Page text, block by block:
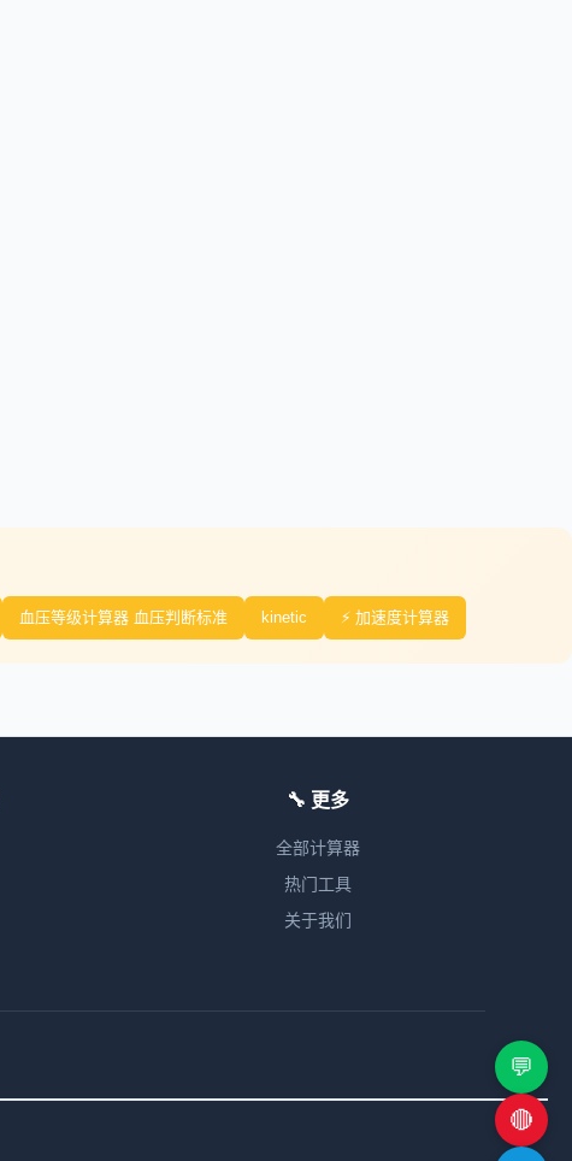
💬
🔴
血压等级计算器 血压判断标准 kinetic ⚡ 加速度计算器
🔧 更多
全部计算器
热门工具
关于我们